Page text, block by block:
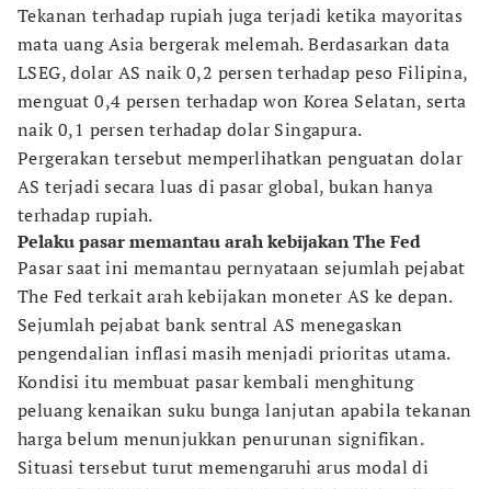
Tekanan terhadap rupiah juga terjadi ketika mayoritas
mata uang Asia bergerak melemah. Berdasarkan data
LSEG, dolar AS naik 0,2 persen terhadap peso Filipina,
menguat 0,4 persen terhadap won Korea Selatan, serta
naik 0,1 persen terhadap dolar Singapura.
Pergerakan tersebut memperlihatkan penguatan dolar
AS terjadi secara luas di pasar global, bukan hanya
terhadap rupiah.
Pelaku pasar memantau arah kebijakan The Fed
Pasar saat ini memantau pernyataan sejumlah pejabat
The Fed terkait arah kebijakan moneter AS ke depan.
Sejumlah pejabat bank sentral AS menegaskan
pengendalian inflasi masih menjadi prioritas utama.
Kondisi itu membuat pasar kembali menghitung
peluang kenaikan suku bunga lanjutan apabila tekanan
harga belum menunjukkan penurunan signifikan.
Situasi tersebut turut memengaruhi arus modal di